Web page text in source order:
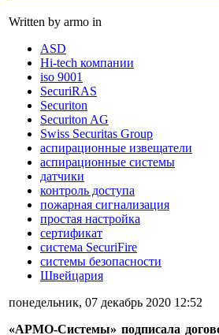
Written by armo in
ASD
Hi-tech компании
iso 9001
SecuriRAS
Securiton
Securiton AG
Swiss Securitas Group
аспирационные извещатели
аспирационные системы
датчики
контроль доступа
пожарная сигнализация
простая настройка
сертификат
система SecuriFire
системы безопасности
Швейцария
понедельник, 07 декабрь 2020 12:52
«АРМО-Системы» подписала